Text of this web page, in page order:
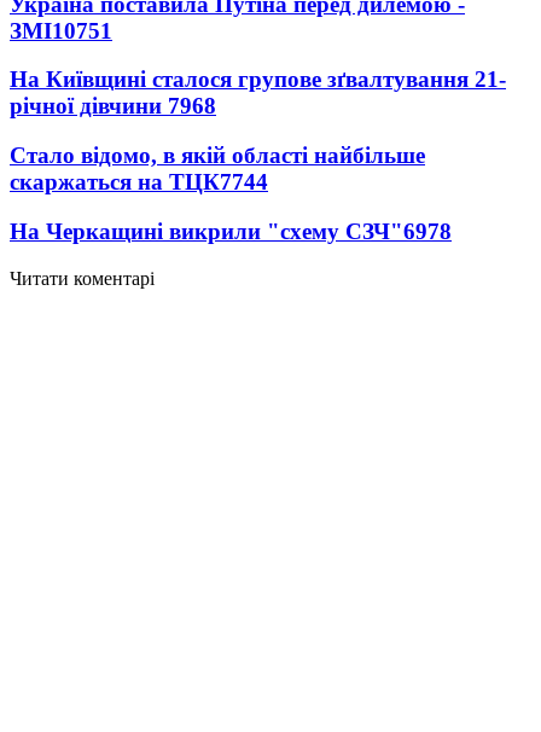
ЗМІ10751
На Київщині сталося групове зґвалтування 21-
річної дівчини 7968
Стало відомо, в якій області найбільше
скаржаться на ТЦК7744
На Черкащині викрили "схему СЗЧ"6978
Читати коментарі